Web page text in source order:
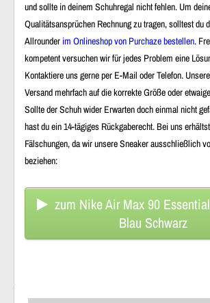
und sollte in deinem Schuhregal nicht fehlen. Um
Qualitätsansprüchen Rechnung zu tragen, solltest du
Allrounder im Onlineshop von Purchaze bestellen.
kompetent versuchen wir für jedes Problem eine
Kontaktiere uns gerne per E-Mail oder Telefon.
Versand mehrfach auf die korrekte Größe oder
Sollte der Schuh wider Erwarten doch einmal nicht
hast du ein 14-tägiges Rückgaberecht. Bei uns
Fälschungen, da wir unsere Sneaker ausschließlich
beziehen:
zum Nike Air Max 90
Blau Schwarz